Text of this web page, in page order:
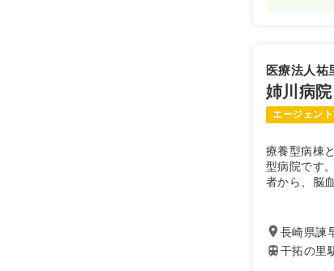
医療法人祐
姉川病院
エージェン
療養型病棟
型病院です
者から、脳
スを意識し
です。
長崎県諫
干拓の里